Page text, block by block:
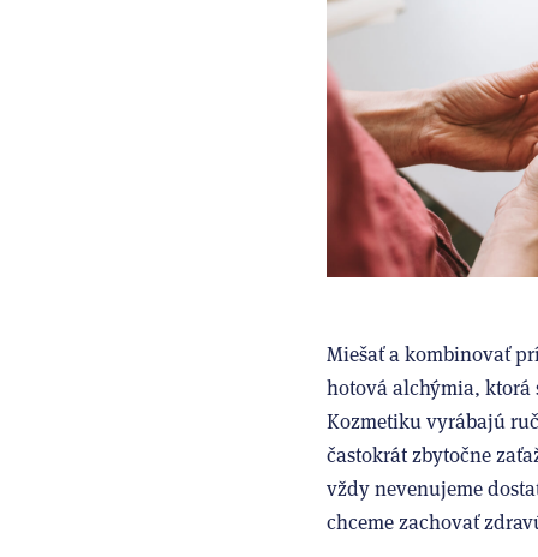
Miešať a kombinovať
hotová alchýmia,
Kozmetiku vyrábajú
častokrát zbytočne
vždy nevenujeme
chceme zachovať